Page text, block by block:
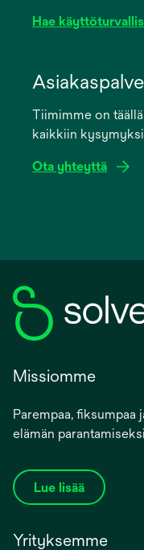
Hae
newTiimimme on
kaikkiin
Ota yhteyttä
Missiomme
Parempaa, fiksumpaa
elämän parantamiseksi
Lue lisää
Yrityksemme